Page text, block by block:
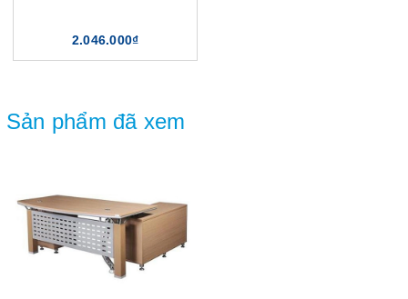
2.046.000₫
Sản phẩm đã xem